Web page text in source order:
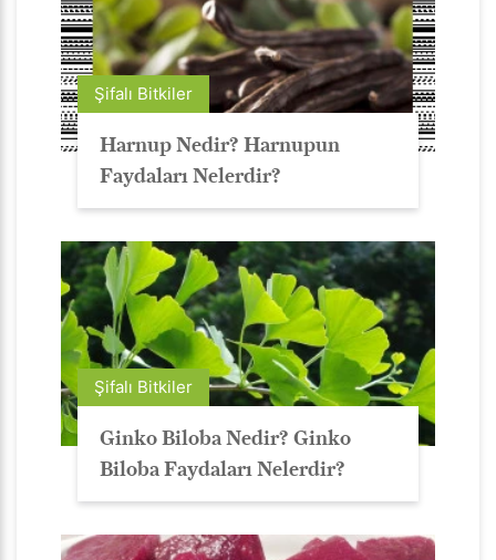
Şifalı Bitkiler
Harnup Nedir? Harnupun
Faydaları Nelerdir?
Şifalı Bitkiler
Ginko Biloba Nedir? Ginko
Biloba Faydaları Nelerdir?